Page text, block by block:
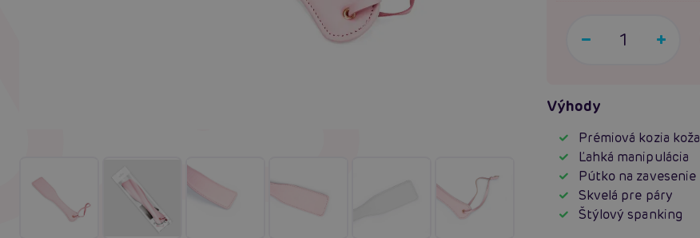
Výhody
Prémiová kozia koža
Ľahká manipulácia
Pútko na zavesenie
Skvelá pre páry
Štýlový spanking